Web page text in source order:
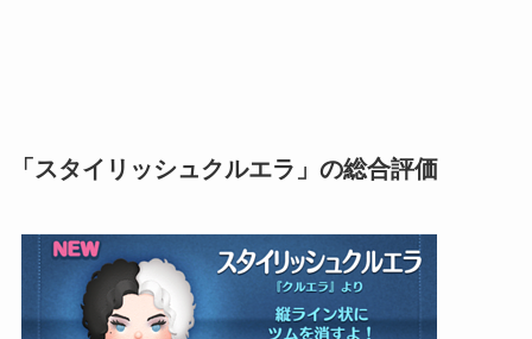
「スタイリッシュクルエラ」の総合評価